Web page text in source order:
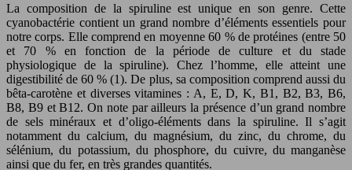
La composition de la spiruline est unique en son genre. Cette
cyanobactérie contient un grand nombre d’éléments essentiels pour
notre corps. Elle comprend en moyenne 60 % de protéines (entre 50
et 70 % en fonction de la période de culture et du stade
physiologique de la spiruline). Chez l’homme, elle atteint une
digestibilité de 60 % (1). De plus, sa composition comprend aussi du
bêta-carotène et diverses vitamines : A, E, D, K, B1, B2, B3, B6,
B8, B9 et B12. On note par ailleurs la présence d’un grand nombre
de sels minéraux et d’oligo-éléments dans la spiruline. Il s’agit
notamment du calcium, du magnésium, du zinc, du chrome, du
sélénium, du potassium, du phosphore, du cuivre, du manganèse
ainsi que du fer, en très grandes quantités.